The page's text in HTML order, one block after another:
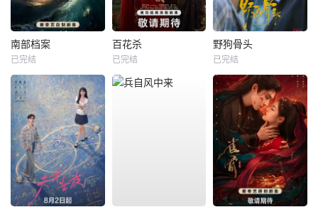
南部档案
已完结
百花杀
已完结
野狗骨头
已完结